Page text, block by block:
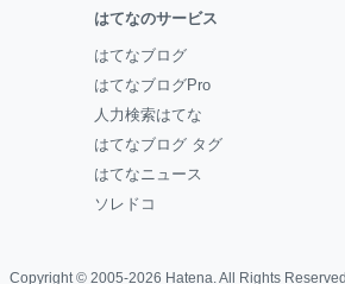
はてなのサービス
はてなブログ
はてなブログPro
人力検索はてな
はてなブログ タグ
はてなニュース
ソレドコ
Copyright © 2005-2026 Hatena. All Rights